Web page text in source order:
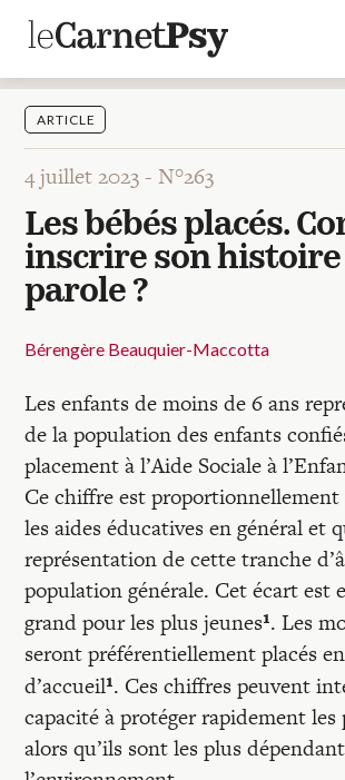
Articles
A la une
Adolescence
Dispositif
Enfance
Périnatalité
Psychanalyse
Psychopathologie
Soin
Dossiers
Auteurs
Blocs-notes
Recherches
Entretiens
Revues
Colloque
ARTICLE
4 juillet 2023 -N°263
Les bébés placés.
inscrire son histoire
parole ?
Bérengère Beauquier-Maccotta
Les enfants de moins de 6 ans
de la population des enfants
placement à l’Aide Sociale à
Ce chiffre est proportionnellement
les aides éducatives en général et
représentation de cette tranche
population générale. Cet écart est
grand pour les plus jeunes¹. Les
seront préférentiellement placés
d’accueil¹. Ces chiffres peuvent
capacité à protéger rapidement les
alors qu’ils sont les plus